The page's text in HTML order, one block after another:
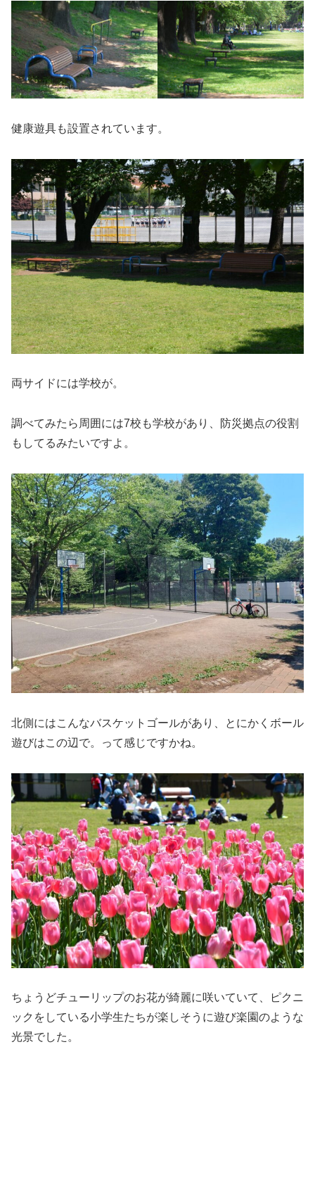
健康遊具も設置されています。
両サイドには学校が。
調べてみたら周囲には7校も学校があり、防災拠点の役割
もしてるみたいですよ。
北側にはこんなバスケットゴールがあり、とにかくボール
遊びはこの辺で。って感じですかね。
ちょうどチューリップのお花が綺麗に咲いていて、ピクニ
ックをしている小学生たちが楽しそうに遊び楽園のような
光景でした。